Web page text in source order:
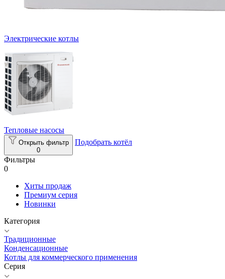
Электрические котлы
Тепловые насосы
Открыть фильтр
0
Подобрать котёл
Фильтры
0
Хиты продаж
Премиум серия
Новинки
Категория
Традиционные
Конденсационные
Котлы для коммерческого применения
Серия